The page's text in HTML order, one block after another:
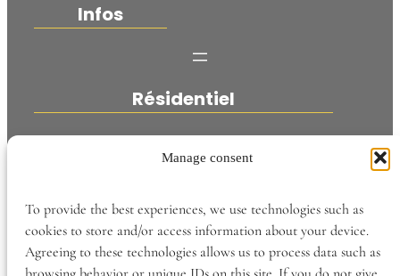
Manage consent
To provide the best experiences, we use technologies such as
cookies to store and/or access information about your device.
Agreeing to these technologies allows us to process data such as
Infos
Résidentiel
Soutien